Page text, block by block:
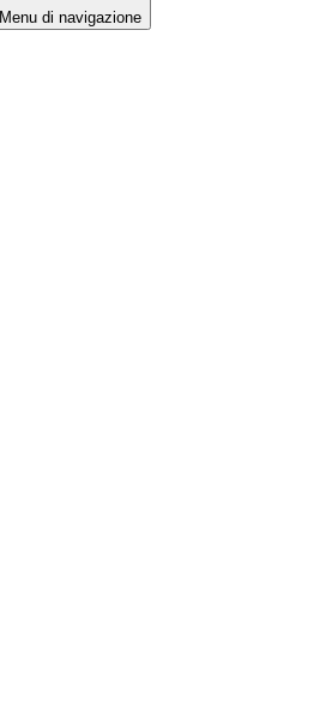
Menu di navigazione